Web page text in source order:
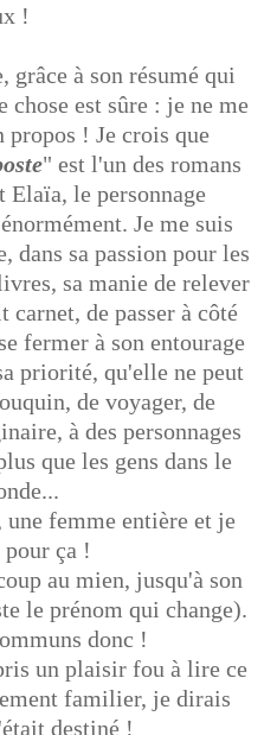
!
à son résumé qui
chose est sûre : je ne me
propos ! Je crois que
" est l'un des romans
le personnage
Je me suis
dans sa passion pour les
sa manie de relever
carnet, de passer à côté
fermer à son entourage
priorité, qu'elle ne peut
de voyager, de
à des personnages
que les gens dans le
une femme entière et je
ça !
au mien, jusqu'à son
le prénom qui change).
donc !
un plaisir fou à lire ce
familier, je dirais
destiné !